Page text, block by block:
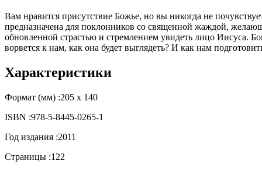
Вам нравится присутствие Божье, но вы никогда не
предназначена для поклонников со священной жаждой,
обновленной страстью и стремлением увидеть лицо Иисуса.
ворвется к нам, как она будет выглядеть? И как нам
Характеристики
Формат (мм) :205 х 140
ISBN :978-5-8445-0265-1
Год издания :2011
Страницы :122